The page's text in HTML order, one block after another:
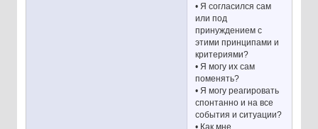
• Я согласился сам
или под
принуждением с
этими принципами и
критериями?
• Я могу их сам
поменять?
• Я могу реагировать
спонтанно и на все
события и ситуации?
• Как мне